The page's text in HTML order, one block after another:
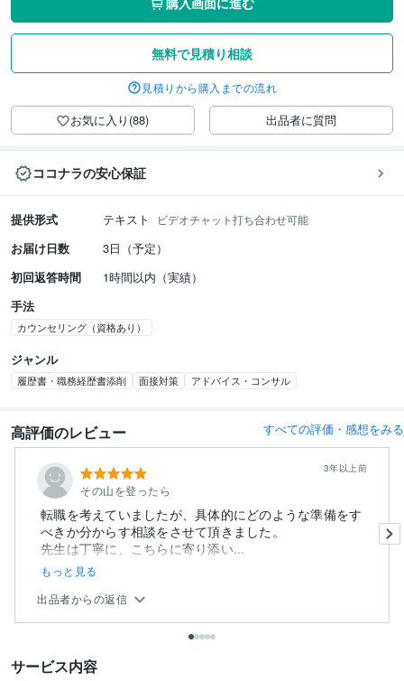
無料で見積り相談
見積りから購入までの流れ
お気に入り(88) 出品者に質問
ココナラの安心保証
提供形式 テキスト ビデオチャット打ち合わせ可能
お届け日数
3日（予定）
初回返答時間
1時間以内（実績）
手法
カウンセリング（資格あり）
ジャンル
履歴書・職務経歴書添削 面接対策 アドバイス・コンサル
高評価のレビュー すべての評価・感想をみる
その山を登ったら
3年以上前
転職を考えていましたが、具体的にどのような準備をす
べきか分からす相談をさせて頂きました。
先生は丁寧に、こちらに寄り添い...
もっと見る
出品者からの返信
サービス内容